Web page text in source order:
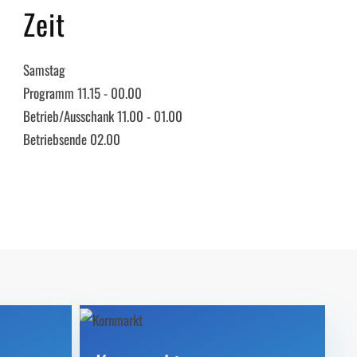
Zeit
Samstag
Programm 11.15 - 00.00
Betrieb/Ausschank 11.00 - 01.00
Betriebsende 02.00